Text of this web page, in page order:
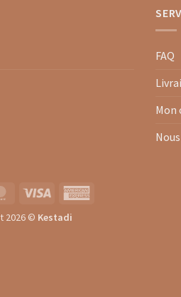
FAQ
Mon
MasterCard Visa
2026 © Kestadi